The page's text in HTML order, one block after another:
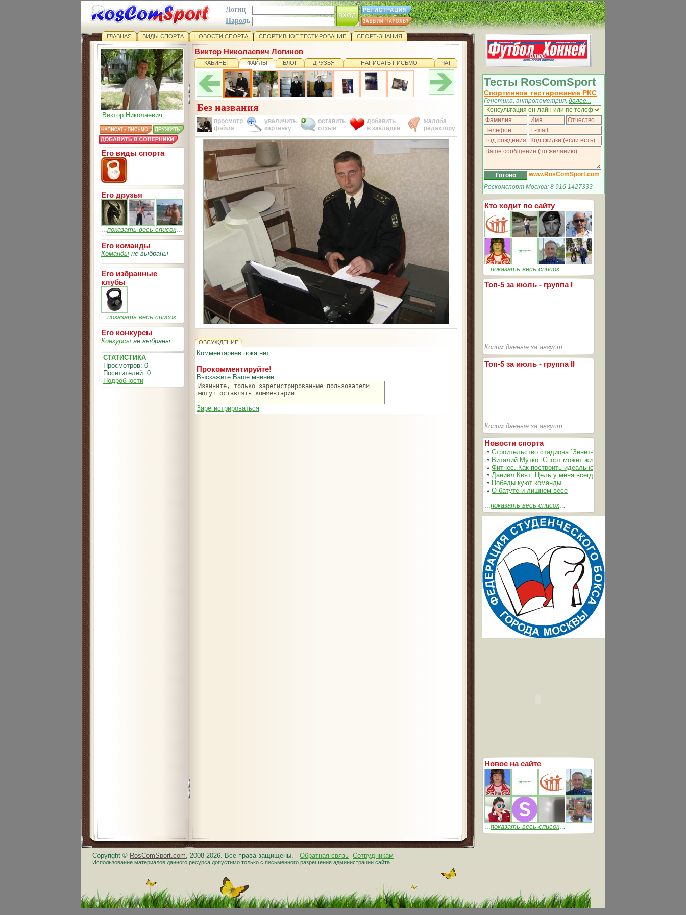
Логин
Пароль
ГЛАВНАЯ ВИДЫ СПОРТА НОВОСТИ СПОРТА СПОРТИВНОЕ ТЕСТИРОВАНИЕ СПОРТ-ЗНАНИЯ
Виктор Николаевич
Его виды спорта
Его друзья
...показать весь список...
Его команды
Команды не выбраны
Его избранные
клубы
...показать весь список...
Его конкурсы
Конкурсы не выбраны
СТАТИСТИКА
Просмотров: 0
Посетителей: 0
Подробности
Виктор Николаевич Логинов
КАБИНЕТ ФАЙЛЫ БЛОГ ДРУЗЬЯ НАПИСАТЬ ПИСЬМО ЧАТ
Без названия
просмотр
файла
увеличить
картинку
оставить
отзыв
добавить
в закладки
жалоба
редактору
ОБСУЖДЕНИЕ
Комментариев пока нет
Прокомментируйте!
Выскажите Ваше мнение:
Зарегистрироваться
Copyright © RosComSport.com, 2008-2026. Все права защищены. Обратная связь Сотрудникам
Использование материалов данного ресурса допустимо только с письменного разрешения администрации сайта.
Тесты RosComSport
Спортивное тестирование РКС
Генетика, антропометрия, далее...
www.RosComSport.com
Роскомспорт Москва: 8 916 1427333
Кто ходит по сайту
...показать весь список...
Топ-5 за июль - группа I
Копим данные за август
Топ-5 за июль - группа II
Копим данные за август
Новости спорта
▫ Строительство стадиона `Зенит-Арена` идет согласно
▫ Виталий Мутко: Спорт может жить без допинга
▫ Фитнес. Как построить идеальное тело
▫ Даниил Квят: Цель у меня всегда одна – выжимать из себя
▫ Победы куют команды
▫ О батуте и лишнем весе
...показать весь список...
Новое на сайте
...показать весь список...